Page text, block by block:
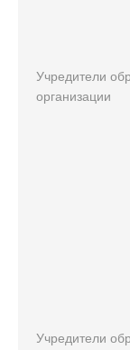
Учредители
организации
Учредители